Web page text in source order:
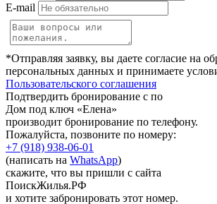
E-mail
*Отправляя заявку, вы даете согласие на
персональных данных и принимаете
Пользовательского соглашения
Подтвердить бронирование с по
Дом под ключ «Елена»
производит бронирование по телефону.
Пожалуйста, позвоните по номеру:
+7 (918) 938-06-01
(написать на WhatsApp)
скажите, что вы пришли с сайта
ПоискЖилья.РФ
и хотите забронировать этот номер.